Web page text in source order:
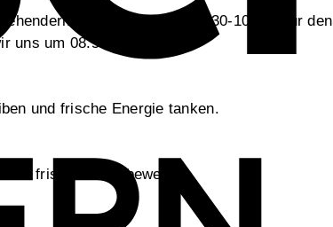
dauert von 09.30-10.45. Für den
uns um 08.50 Uhr.
und frische Energie tanken.
der frischen Luft bewegen